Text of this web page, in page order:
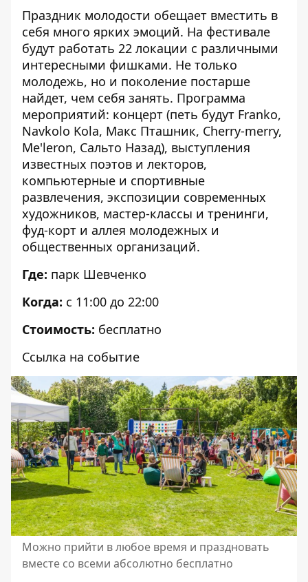
Праздник молодости обещает вместить в
себя много ярких эмоций. На фестивале
будут работать 22 локации с различными
интересными фишками. Не только
молодежь, но и поколение постарше
найдет, чем себя занять. Программа
мероприятий: концерт (петь будут Franko,
Navkolo Kola, Макс Пташник, Cherry-merry,
Me'leron, Сальто Назад), выступления
известных поэтов и лекторов,
компьютерные и спортивные
развлечения, экспозиции современных
художников, мастер-классы и тренинги,
фуд-корт и аллея молодежных и
общественных организаций.
Где: парк Шевченко
Когда: с 11:00 до 22:00
Стоимость: бесплатно
Ссылка на событие
Можно прийти в любое время и праздновать
вместе со всеми абсолютно бесплатно